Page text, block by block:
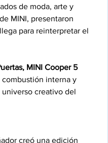
de moda, arte y
MINI, presentaron
para reinterpretar el
MINI Cooper 5
combustión interna y
creativo del
creó una edición